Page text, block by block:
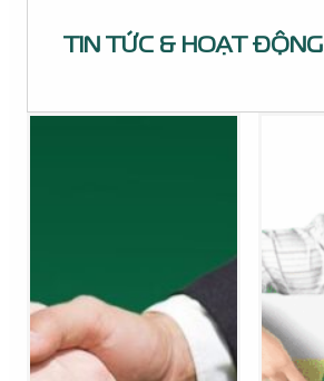
TIN TỨC & HOẠT ĐỘNG